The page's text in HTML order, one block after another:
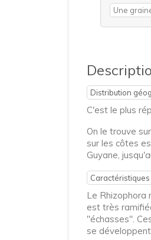
Une
Distribution
C'est le plus
On le trouve
sur les côtes
Guyane,
Le Rhizophora
est très
"échasses".
se